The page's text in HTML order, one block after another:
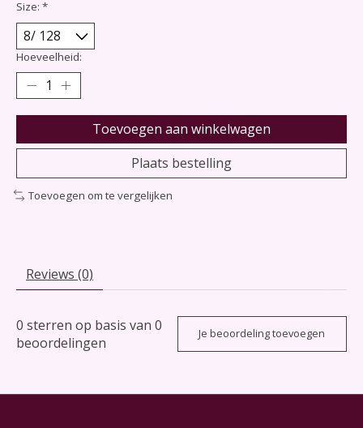
Size: *
Hoeveelheid:
Toevoegen aan winkelwagen
Plaats bestelling
Toevoegen om te vergelijken
Reviews (0)
0 sterren op basis van 0
beoordelingen
Je beoordeling toevoegen